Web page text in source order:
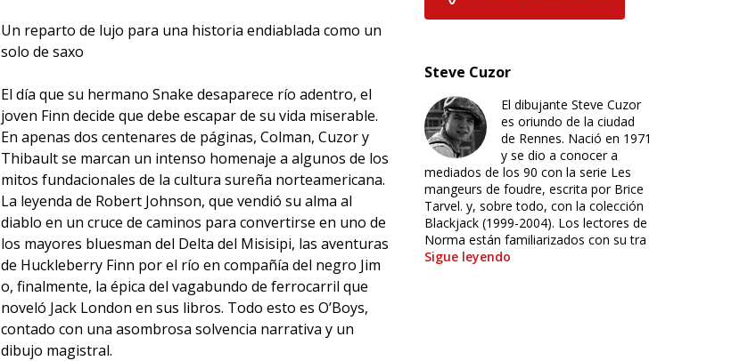
Un reparto de lujo para una historia endiablada como un
solo de saxo
El día que su hermano Snake desaparece río adentro, el
joven Finn decide que debe escapar de su vida miserable.
En apenas dos centenares de páginas, Colman, Cuzor y
Thibault se marcan un intenso homenaje a algunos de los
mitos fundacionales de la cultura sureña norteamericana.
La leyenda de Robert Johnson, que vendió su alma al
diablo en un cruce de caminos para convertirse en uno de
los mayores bluesman del Delta del Misisipi, las aventuras
de Huckleberry Finn por el río en compañía del negro Jim
o, finalmente, la épica del vagabundo de ferrocarril que
noveló Jack London en sus libros. Todo esto es O’Boys,
contado con una asombrosa solvencia narrativa y un
dibujo magistral.
Steve Cuzor
El dibujante Steve Cuzor
es oriundo de la ciudad
de Rennes. Nació en 1971
y se dio a conocer a
mediados de los 90 con la serie Les
mangeurs de foudre, escrita por Brice
Tarvel. y, sobre todo, con la colección
Blackjack (1999-2004). Los lectores de
Norma están familiarizados con su tra
Sigue leyendo